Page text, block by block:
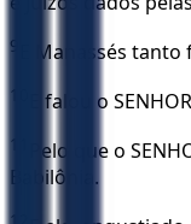
9 E Manassés
10 E falou o
11
Pelo que o
Babilônia.